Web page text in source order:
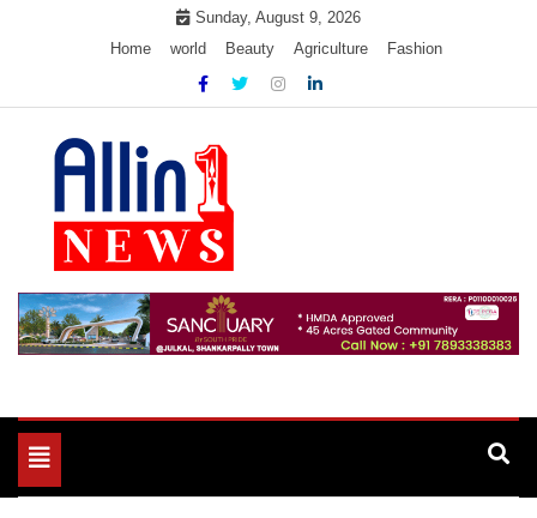
Sunday, August 9, 2026
Home
world Beauty Agriculture Fashion
Allin1news
Toggle
navigation